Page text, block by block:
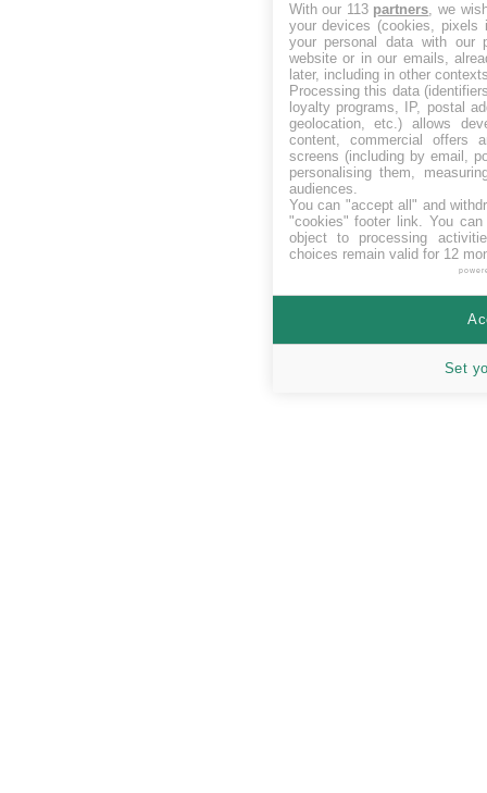
With our 113 partners, we
your devices (cookies, pixels
your personal data with our
website or in our emails,
later, including in other
Processing this data
loyalty programs, IP, postal
geolocation, etc.) allows
content, commercial offers
screens (including by email,
personalising them,
audiences.
You can "accept all" and
"cookies" footer link. You can
object to processing
choices remain valid for 12
Set